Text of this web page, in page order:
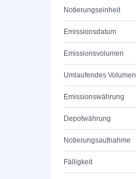
Notierungseinheit
Emissionsdatum
Emissionsvolumen
Umlaufendes Volumen
Emissionswährung
Depotwährung
Notierungsaufnahme
Fälligkeit